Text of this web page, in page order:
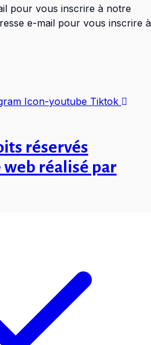
pour vous inscrire à notre
e-mail pour vous inscrire à
Icon-youtube Tiktok
réservés
réalisé par